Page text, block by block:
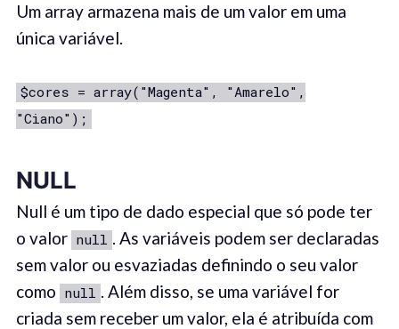
Um array armazena mais de um valor em uma
única variável.
$cores = array("Magenta", "Amarelo",
"Ciano");
NULL
Null é um tipo de dado especial que só pode ter
o valor null
. As variáveis ​​podem ser declaradas
sem valor ou esvaziadas definindo o seu valor
como null
. Além disso, se uma variável for
criada sem receber um valor, ela é atribuída com